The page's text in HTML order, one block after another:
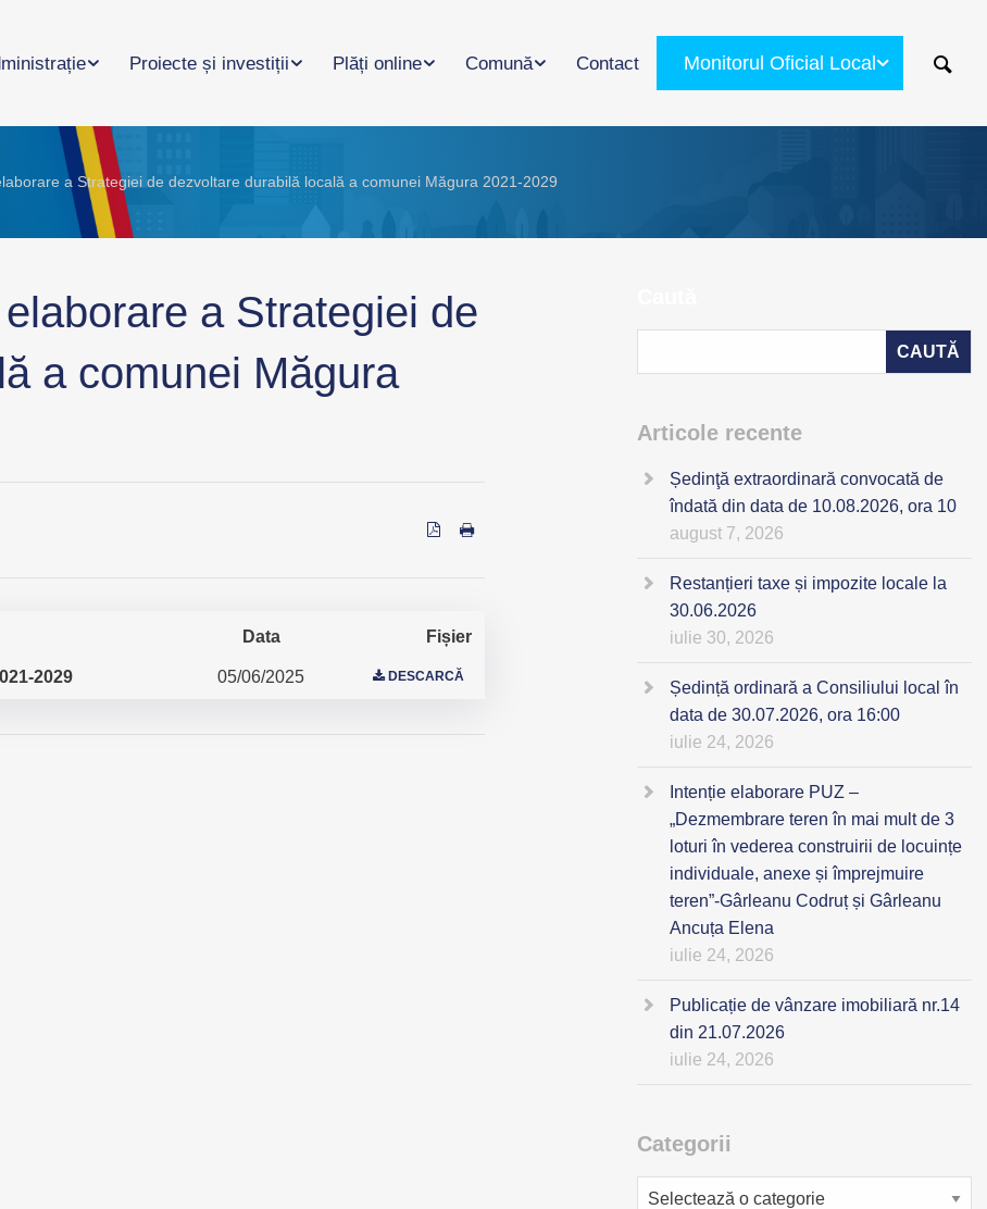
Proiecte și investiții Plăți online Comună Contact Monitorul Oficial Local
a Strategiei de dezvoltare durabilă locală a comunei Măgura 2021-2029
a Strategiei de
a comunei Măgura
Data Fișier
2029 05/06/2025 DESCARCĂ
Articole recente
Ședinţă extraordinară convocată de
îndată din data de 10.08.2026, ora 10
august 7, 2026
Restanțieri taxe și impozite locale la
30.06.2026
iulie 30, 2026
Ședință ordinară a Consiliului local în
data de 30.07.2026, ora 16:00
iulie 24, 2026
Intenție elaborare PUZ –
„Dezmembrare teren în mai mult de 3
loturi în vederea construirii de locuințe
individuale, anexe și împrejmuire
teren”-Gârleanu Codruț și Gârleanu
Ancuța Elena
iulie 24, 2026
Publicație de vânzare imobiliară nr.14
din 21.07.2026
iulie 24, 2026
Categorii
Categorii